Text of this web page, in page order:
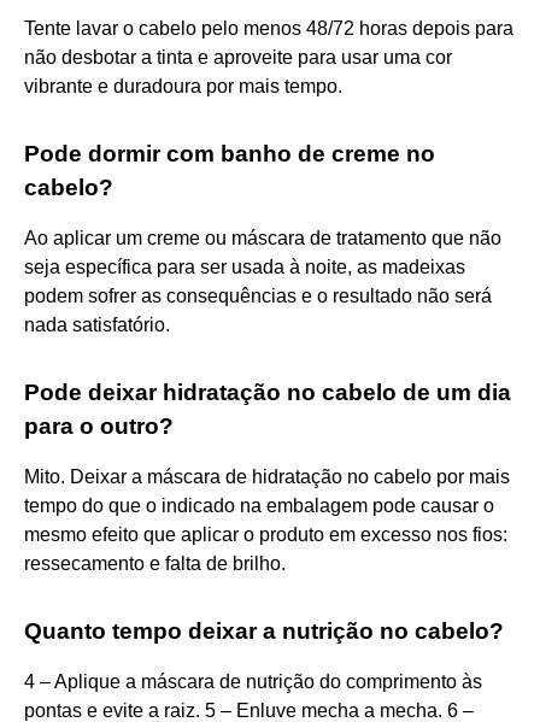
Tente lavar o cabelo pelo menos 48/72 horas depois para
não desbotar a tinta e aproveite para usar uma cor
vibrante e duradoura por mais tempo.
Pode dormir com banho de creme no
cabelo?
Ao aplicar um creme ou máscara de tratamento que não
seja específica para ser usada à noite, as madeixas
podem sofrer as consequências e o resultado não será
nada satisfatório.
Pode deixar hidratação no cabelo de um dia
para o outro?
Mito. Deixar a máscara de hidratação no cabelo por mais
tempo do que o indicado na embalagem pode causar o
mesmo efeito que aplicar o produto em excesso nos fios:
ressecamento e falta de brilho.
Quanto tempo deixar a nutrição no cabelo?
4 – Aplique a máscara de nutrição do comprimento às
pontas e evite a raiz. 5 – Enluve mecha a mecha. 6 –